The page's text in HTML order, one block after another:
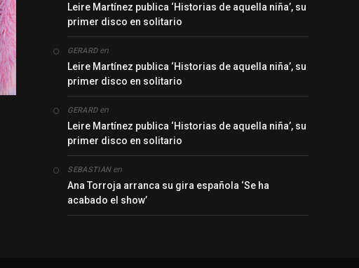
Leire Martínez publica ‘Historias de aquella niña’, su
primer disco en solitario
GERARDen
Leire Martínez publica ‘Historias de aquella niña’, su
primer disco en solitario
GERARDen
Leire Martínez publica ‘Historias de aquella niña’, su
primer disco en solitario
SEBASTIANen
Ana Torroja arranca su gira española ‘Se ha
acabado el show’